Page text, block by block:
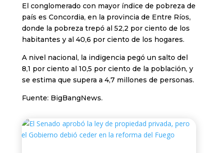
El conglomerado con mayor índice de pobreza de
país es Concordia, en la provincia de Entre Ríos,
donde la pobreza trepó al 52,2 por ciento de los
habitantes y al 40,6 por ciento de los hogares.
A nivel nacional, la indigencia pegó un salto del
8,1 por ciento al 10,5 por ciento de la población, y
se estima que supera a 4,7 millones de personas.
Fuente: BigBangNews.